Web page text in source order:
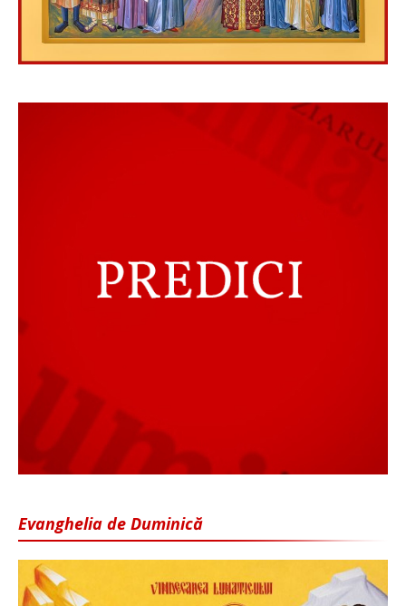
Evanghelia de Duminică